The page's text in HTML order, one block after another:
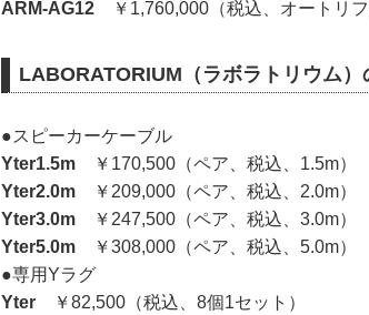
ARM-AG12 ￥1,760,000（税込、オートリフ
LABORATORIUM（ラボラトリウム）
●スピーカーケーブル
Yter1.5m ￥170,500（ペア、税込、1.5m）
Yter2.0m ￥209,000（ペア、税込、2.0m）
Yter3.0m ￥247,500（ペア、税込、3.0m）
Yter5.0m ￥308,000（ペア、税込、5.0m）
●専用Yラグ
Yter ￥82,500（税込、8個1セット）